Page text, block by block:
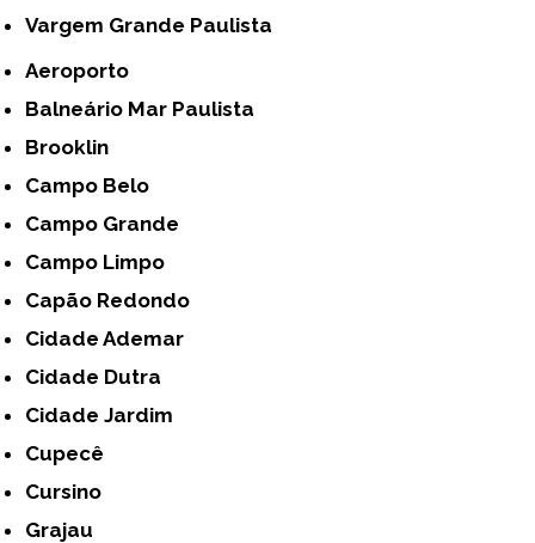
Vargem Grande Paulista
Aeroporto
Balneário Mar Paulista
Brooklin
Campo Belo
Campo Grande
Campo Limpo
Capão Redondo
Cidade Ademar
Cidade Dutra
Cidade Jardim
Cupecê
Cursino
Grajau